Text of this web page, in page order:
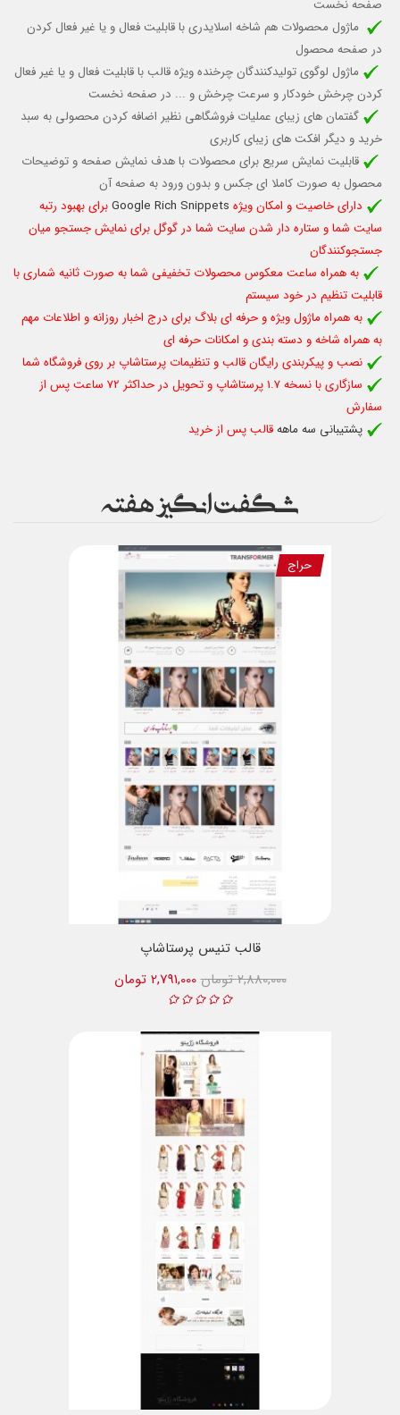
صفحه نخست
ماژول محصولات هم شاخه اسلایدری با قابلیت فعال و یا غیر فعال کردن
در صفحه محصول
ماژول لوگوی تولیدکنندگان چرخنده ویژه قالب با قابلیت فعال و یا غیر فعال
کردن چرخش خودکارو سرعت چرخش و ... در صفحه نخست
گفتمان های زیبای عملیات فروشگاهی نظیر اضافه کردن محصولی به سبد
خرید و دیگر افکت های زیبای کاربری
قابلیت نمایش سریع برای محصولات با هدف نمایش صفحه و توضیحات
محصول به صورت کاملا ای جکس و بدون ورود به صفحه آن
دارای خاصیت و امکان ویژه Google Rich Snippetsبرای بهبود رتبه
سایت شما و ستاره دار شدن سایت شما در گوگل برای نمایش جستجو میان
جستجوکنندگان
به همراه ساعت معکوس محصولات تخفیفی شما به صورت ثانیه شماری با
قابلیت تنظیم در خود سیستم
به همراه ماژول ویژه و حرفه ای بلاگ برای درج اخبار روزانه و اطلاعات مهم
به همراه شاخه و دسته بندی و امکانات حرفه ای
نصب و پیکربندی رایگان قالب و تنظیمات پرستاشاپ بر روی فروشگاه شما
سازگاری با نسخه 1.7 پرستاشاپ و تحویل در حداکثر 72 ساعت پس از
سفارش
پشتیبانی سه ماههقالب پس از خرید
شگفت انگیز هفته
حراج
قالب تنیس پرستاشاپ
2,791,000 تومان
2,880,000 تومان